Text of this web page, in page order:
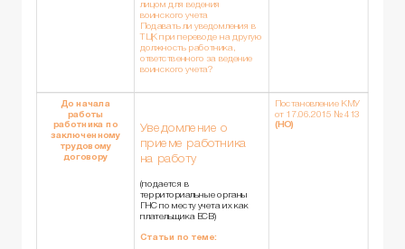
лицом для ведения
воинского учета
Подавать ли уведомления в
ТЦК при переводе на другую
должность работника,
ответственного за ведение
воинского учета?
До начала
работы
работника по
заключенному
трудовому
договору
Уведомление о
приеме работника
на работу
(подается в
территориальные органы
ГНС по месту учета их как
плательщика ЕСВ)
Статьи по теме:
Постановление КМУ
от 17.06.2015 № 413
(НО)